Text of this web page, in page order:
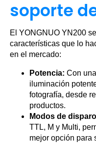
soporte
El YONGNUO YN200
características que lo
en el mercado:
Potencia: Con
iluminación
fotografía, desde
productos.
Modos de
TTL, M y Multi,
mejor opción para